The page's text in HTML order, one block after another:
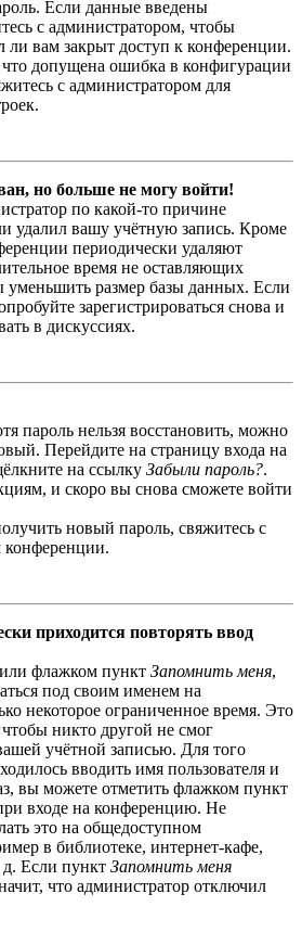
Если данные введены
с администратором, чтобы
ли вам закрыт доступ к конференции.
допущена ошибка в конфигурации
с администратором для
но больше не могу войти!
по какой-то причине
удалил вашу учётную запись. Кроме
периодически удаляют
время не оставляющих
уменьшить размер базы данных. Если
зарегистрироваться снова и
в дискуссиях.
пароль нельзя восстановить, можно
Перейдите на страницу входа на
на ссылку Забыли пароль?.
и скоро вы снова сможете войти
новый пароль, свяжитесь с
конференции.
приходится повторять ввод
флажком пункт Запомнить меня,
под своим именем на
некоторое ограниченное время. Это
чтобы никто другой не смог
учётной записью. Для того
вводить имя пользователя и
вы можете отметить флажком пункт
входе на конференцию. Не
это на общедоступном
в библиотеке, интернет-кафе,
д. Если пункт Запомнить меня
что администратор отключил